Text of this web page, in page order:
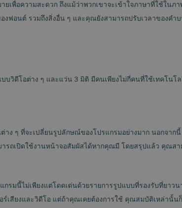
พื่อความสะดวก ถึงแม้ว่าพวกเขาจะเข้าใจภาษาที่ใช้ใน
อนต์ รวมถึงสิ่งอื่น ๆ และคุณยังสามารถปรับเวลาของค
บวิดีโอต่าง ๆ และแว่น 3 มิติ มีคนเพียงไม่กี่คนที่ใช้เทคโ
ง ๆ ที่จะเปลี่ยนรูปลักษณ์ของโปรแกรมอย่างมาก นอกจาก
รถเปิดใช้งานหน้าจอสัมผัสได้หากคุณมี โดยสรุปแล้ว คุณส
รมนี้ไม่เพียงแต่โดดเด่นด้วยรายการรูปแบบที่รองรับที่ยา
เสียงและวิดีโอ แต่ถ้าคุณเคยต้องการใช้ คุณสมบัติเหล่านั้น